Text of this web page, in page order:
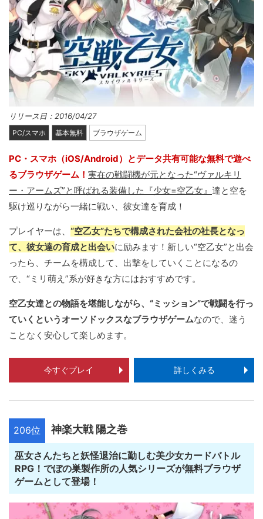
リリース日：2016/04/27
PC/スマホ 基本無料 ブラウザゲーム
PC・スマホ（iOS/Android）とデータ共有可能な無料で遊べ
るブラウザゲーム！ 実在の戦闘機が元となった“ヴァルキリ
ー・アームズ”と呼ばれる装備した『少女=空乙女』 達と空を
駆け巡りながら一緒に戦い、彼女達を育成！
プレイヤーは、 “空乙女”たちで構成された会社の社長となっ
て、彼女達の育成と出会いに励みます！新しい“空乙女”と出会
ったら、チームを構成して、出撃をしていくことになるの
で、“ミリ萌え”系が好きな方にはおすすめです。
空乙女達との物語を堪能しながら、“ミッション”で戦闘を行っ
ていくというオーソドックスなブラウザゲームなので、迷う
ことなく安心して楽しめます。
今すぐプレイ 詳しくみる
206位 神楽大戦 陽之巻
巫女さんたちと妖怪退治に勤しむ美少女カードバトル
RPG！でぼの巣製作所の人気シリーズが無料ブラウザ
ゲームとして登場！